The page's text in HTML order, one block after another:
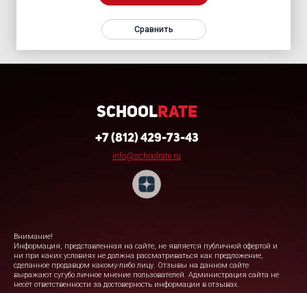
Сравнить
SchoolRate
+7 (812) 429-73-43
info@schoolrate.ru
Внимание!
Информация, представленная на сайте, не является публичной офертой и
ни при каких условиях не должна рассматриваться как предложение,
сделанное продавцом какому-либо лицу. Отзывы на данном сайте
выражают сугубо личное мнение пользователей. Администрация сайта не
несёт ответственности за достоверность информации в отзывах.